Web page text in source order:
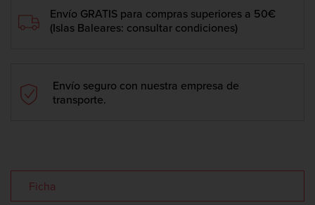
Envío GRATIS para compras superiores a 50€
(Islas Baleares: consultar condiciones)
Envío seguro con nuestra empresa de
transporte.
Ficha